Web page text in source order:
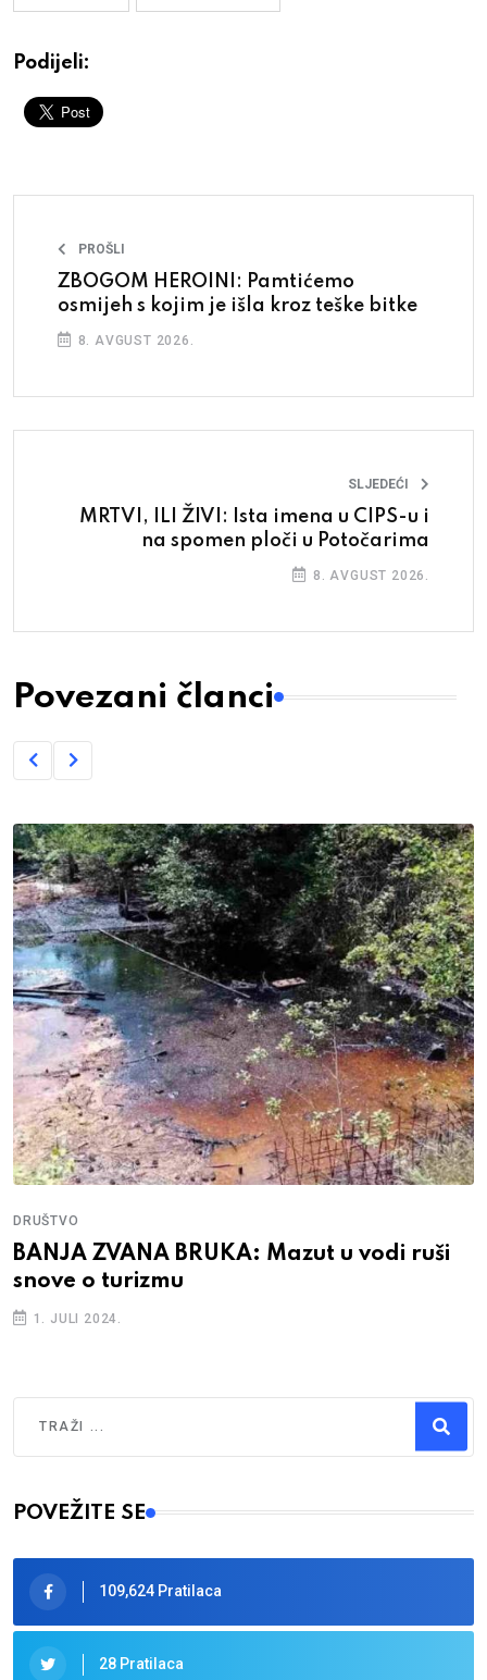
Podijeli:
PROŠLI
ZBOGOM HEROINI: Pamtićemo
osmijeh s kojim je išla kroz teške bitke
8. AVGUST 2026.
SLJEDEĆI
MRTVI, ILI ŽIVI: Ista imena u CIPS-u i
na spomen ploči u Potočarima
8. AVGUST 2026.
Povezani članci
DRUŠTVO
BANJA ZVANA BRUKA: Mazut u vodi ruši
snove o turizmu
1. JULI 2024.
Type 2 or more characters for results.
POVEŽITE SE
109,624 Pratilaca
28 Pratilaca